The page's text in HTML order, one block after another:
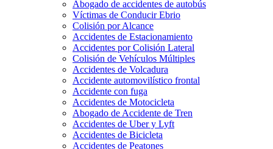
Abogado de accidentes de autobús
Víctimas de Conducir Ebrio
Colisión por Alcance
Accidentes de Estacionamiento
Accidentes por Colisión Lateral
Colisión de Vehículos Múltiples
Accidentes de Volcadura
Accidente automovilístico frontal
Accidente con fuga
Accidentes de Motocicleta
Abogado de Accidente de Tren
Accidentes de Uber y Lyft
Accidentes de Bicicleta
Accidentes de Peatones